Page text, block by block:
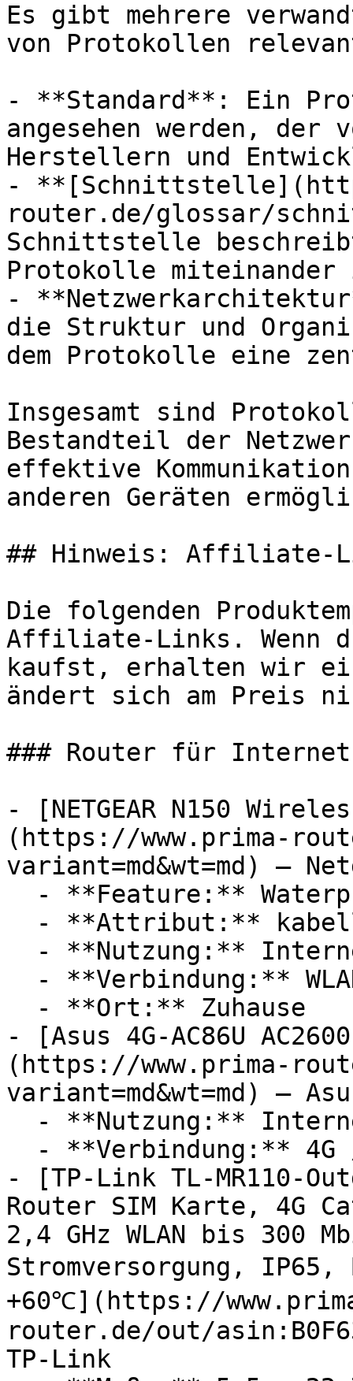
Es gibt mehrere
von Protokollen
- **Standard**: Ein
angesehen werden, der
Herstellern und
-
router.de/glossar/
Schnittstelle
Protokolle miteinander
-
die Struktur und
dem Protokolle eine
Insgesamt sind
Bestandteil der
effektive
anderen Geräten
## Hinweis: Affiliate-
Die folgenden
Affiliate-Links. Wenn
kaufst, erhalten wir
ändert sich am Preis
### Router für Internet
- [NETGEAR N150
(https://www.prima-
variant=md&wt=md) —
- [Asus 4G-AC86U
(https://www.prima-
variant=md&wt=md) —
- [TP-Link TL-MR110-
Router SIM Karte, 4G
2,4 GHz WLAN bis 300
Stromversorgung,
+60℃](https://
router.de/out/
TP-Link